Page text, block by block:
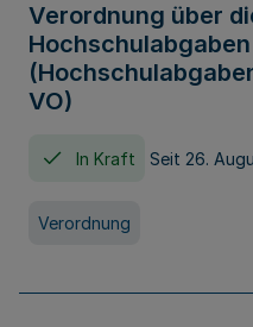
Verordnung über
Hochschulabgaben
VO)
In Kraft Seit 26.
Verordnung